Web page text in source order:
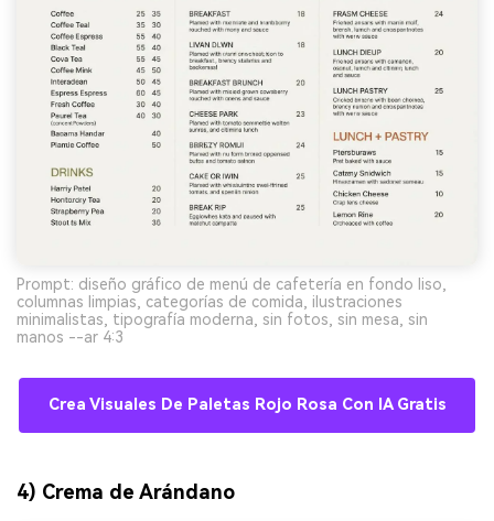
Prompt: diseño gráfico de menú de cafetería en fondo liso,
columnas limpias, categorías de comida, ilustraciones
minimalistas, tipografía moderna, sin fotos, sin mesa, sin
manos --ar 4:3
Crea Visuales De Paletas Rojo Rosa Con IA Gratis
4) Crema de Arándano